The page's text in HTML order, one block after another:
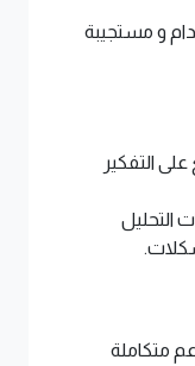
و مستجيبة
التفكير
التحليل
متكاملة